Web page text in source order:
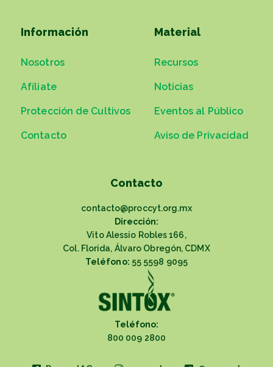
Información
Nosotros
Afíliate
Protección de Cultivos
Contacto
Material
Recursos
Noticias
Eventos al Público
Aviso de Privacidad
Contacto
contacto@proccyt.org.mx
Dirección:
Vito Alessio Robles 166,
Col. Florida, Álvaro Obregón, CDMX
Teléfono: 55 5598 9095
Teléfono:
800 009 2800